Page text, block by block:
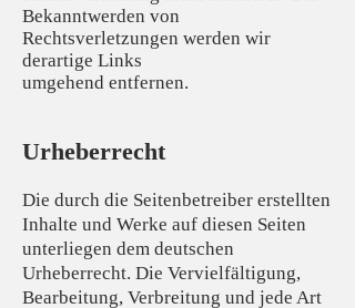
Bekanntwerden von
Rechtsverletzungen werden wir
derartige Links
umgehend entfernen.
Urheberrecht
Die durch die Seitenbetreiber erstellten
Inhalte und Werke auf diesen Seiten
unterliegen dem deutschen
Urheberrecht. Die Vervielfältigung,
Bearbeitung, Verbreitung und jede Art